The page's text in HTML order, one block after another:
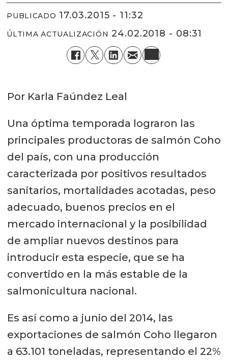
PUBLICADO 17.03.2015 - 11:32
ÚLTIMA ACTUALIZACIÓN 24.02.2018 - 08:31
Por Karla Faúndez Leal
Una óptima temporada lograron las
principales productoras de salmón Coho
del país, con una producción
caracterizada por positivos resultados
sanitarios, mortalidades acotadas, peso
adecuado, buenos precios en el
mercado internacional y la posibilidad
de ampliar nuevos destinos para
introducir esta especie, que se ha
convertido en la más estable de la
salmonicultura nacional.
Es así como a junio del 2014, las
exportaciones de salmón Coho llegaron
a 63.101 toneladas, representando el 22%